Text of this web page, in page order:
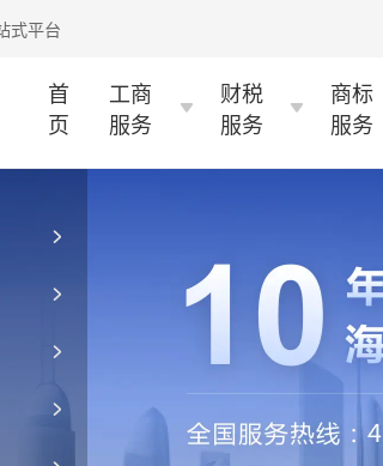
式平台
首
页
工商
服务
财税
服务
商标
服务